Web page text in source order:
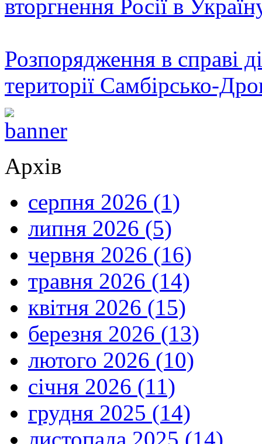
вторгнення Росії в
Розпорядження в справі
території Самбірсько-
Архів
серпня 2026 (1)
липня 2026 (5)
червня 2026 (16)
травня 2026 (14)
квітня 2026 (15)
березня 2026 (13)
лютого 2026 (10)
січня 2026 (11)
грудня 2025 (14)
листопада 2025 (14)